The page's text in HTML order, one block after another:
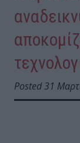
Posted 31